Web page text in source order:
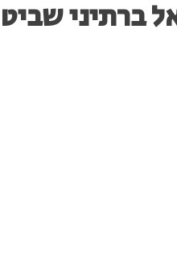
ברתיני שביט